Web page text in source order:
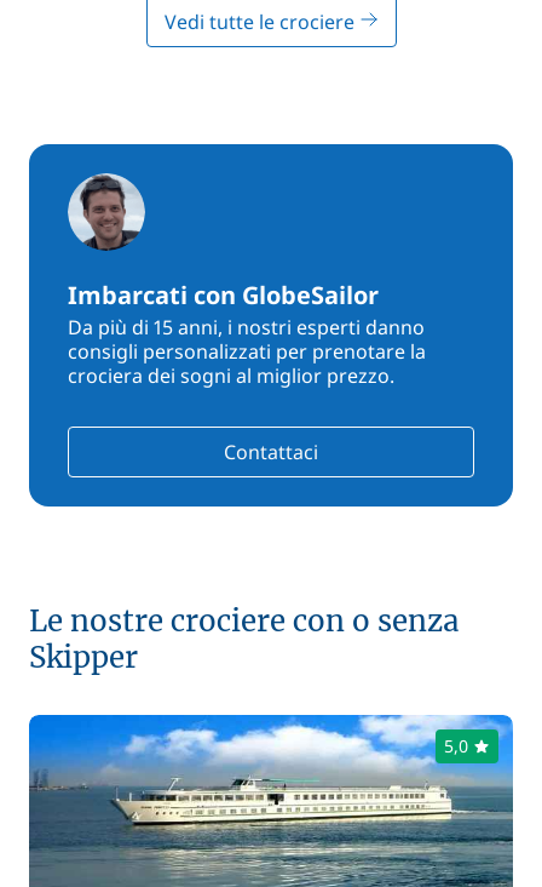
Vedi tutte le crociere
Imbarcati con GlobeSailor
Da più di 15 anni, i nostri esperti danno
consigli personalizzati per prenotare la
crociera dei sogni al miglior prezzo.
Contattaci
Le nostre crociere con o senza
Skipper
5,0